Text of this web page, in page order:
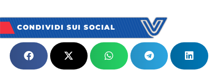
CONDIVIDI SUI SOCIAL